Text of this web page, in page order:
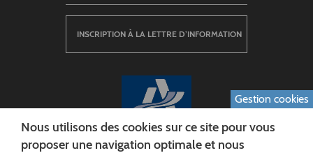
INSCRIPTION À LA LETTRE D’INFORMATION
Gestion cookies
Nous utilisons des cookies sur ce site pour vous
proposer une navigation optimale et nous